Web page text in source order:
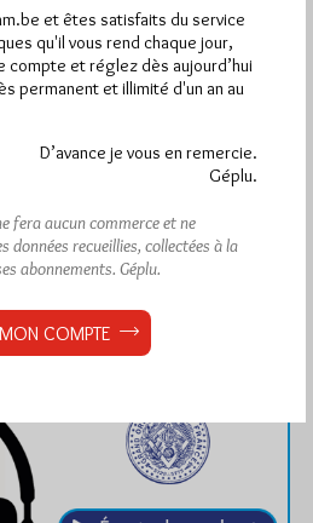
et êtes satisfaits du service
qu'il vous rend chaque jour,
compte et réglez dès aujourd’hui
permanent et illimité d'un an au
D’avance je vous en remercie.
Géplu.
fera aucun commerce et ne
données recueillies, collectées à la
abonnements. Géplu.
COMPTE